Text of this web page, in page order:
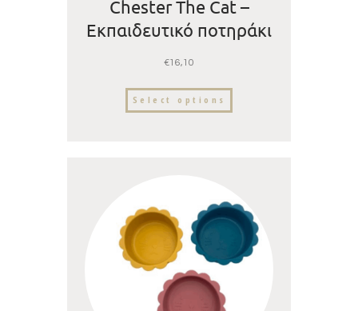
Chester The Cat –
Εκπαιδευτικό ποτηράκι
€16,10
Select options